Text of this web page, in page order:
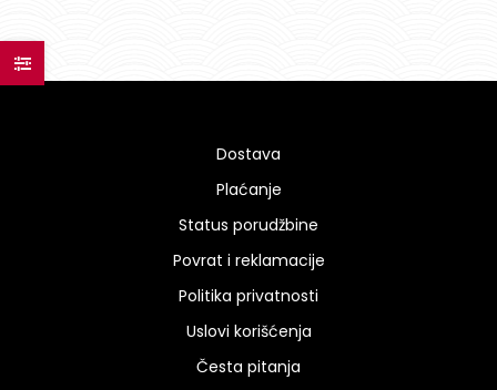
Dostava
Plaćanje
Status porudžbine
Povrat i reklamacije
Politika privatnosti
Uslovi korišćenja
Česta pitanja